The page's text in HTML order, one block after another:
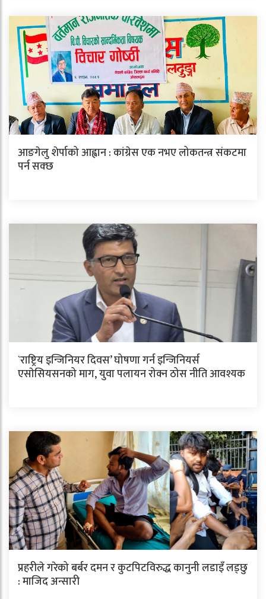
आङगेलु शेर्पाको आह्वान : कांग्रेस एक नभए लोकतन्त्र संकटमा
पर्न सक्छ
`राष्ट्रिय इन्जिनियर दिवस’ घोषणा गर्न इन्जिनियर्स
एसाेसियसनको माग, युवा पलायन रोक्न ठोस नीति आवश्यक
प्रहरीले गरेको बर्बर दमन र कुटपिटविरुद्ध कानुनी लडाइँ लड्छु
: माजिद अन्सारी